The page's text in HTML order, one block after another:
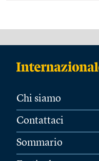
Chi siamo
Contattaci
Sommario